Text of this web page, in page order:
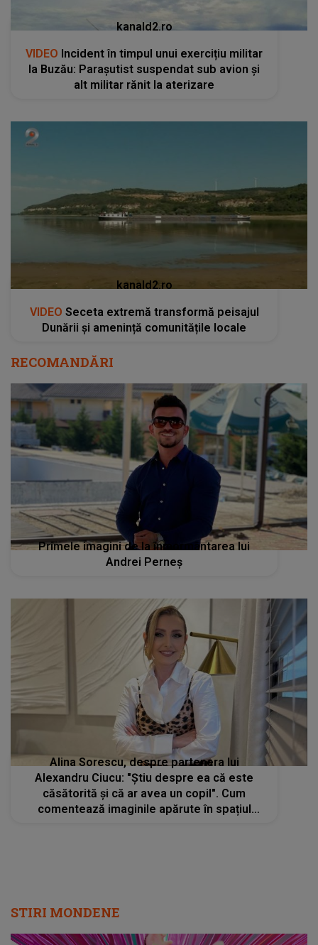
kanald2.ro
VIDEO Incident în timpul unui exercițiu militar
la Buzău: Parașutist suspendat sub avion și
alt militar rănit la aterizare
kanald2.ro
VIDEO Seceta extremă transformă peisajul
Dunării și amenință comunitățile locale
RECOMANDĂRI
Primele imagini de la înmormântarea lui
Andrei Perneș
Alina Sorescu, despre partenera lui
Alexandru Ciucu: "Știu despre ea că este
căsătorită și că ar avea un copil". Cum
comentează imaginile apărute în spațiul
STIRI MONDENE